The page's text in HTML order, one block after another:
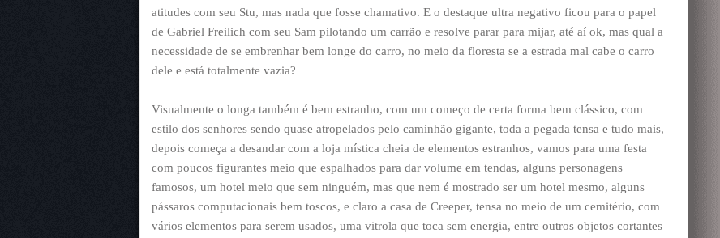
atitudes com seu Stu, mas nada que fosse chamativo. E o destaque ultra negativo ficou para o papel
de Gabriel Freilich com seu Sam pilotando um carrão e resolve parar para mijar, até aí ok, mas qual a
necessidade de se embrenhar bem longe do carro, no meio da floresta se a estrada mal cabe o carro
dele e está totalmente vazia?
Visualmente o longa também é bem estranho, com um começo de certa forma bem clássico, com
estilo dos senhores sendo quase atropelados pelo caminhão gigante, toda a pegada tensa e tudo mais,
depois começa a desandar com a loja mística cheia de elementos estranhos, vamos para uma festa
com poucos figurantes meio que espalhados para dar volume em tendas, alguns personagens
famosos, um hotel meio que sem ninguém, mas que nem é mostrado ser um hotel mesmo, alguns
pássaros computacionais bem toscos, e claro a casa de Creeper, tensa no meio de um cemitério, com
vários elementos para serem usados, uma vitrola que toca sem energia, entre outros objetos cortantes